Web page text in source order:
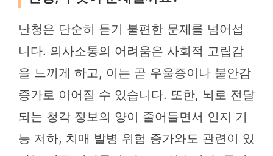
난청은 단순히 듣기 불편한 문제를 넘어섭
니다. 의사소통의 어려움은 사회적 고립감
을 느끼게 하고, 이는 곧 우울증이나 불안감
증가로 이어질 수 있습니다. 또한, 뇌로 전달
되는 청각 정보의 양이 줄어들면서 인지 기
능 저하, 치매 발병 위험 증가와도 관련이 있